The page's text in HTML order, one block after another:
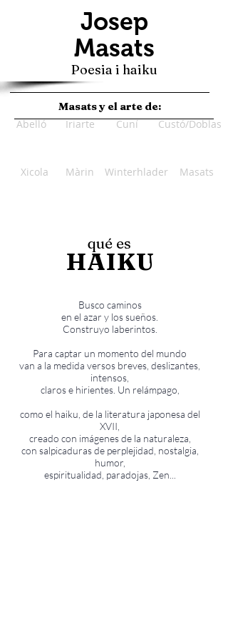
Josep
Masats
Poesia i haiku
Masats y el arte de:
Abelló
Iriarte Cuní Custó/Doblas
Xicola Màrin Winterhlader Masats
qué es
HAIKU
Busco caminos
en el azar y los sueños.
Construyo laberintos.
Para captar un momento del mundo
van a la medida versos breves, deslizantes,
intensos,
claros e hirientes. Un relámpago,
como el haiku, de la literatura japonesa del
XVII,
creado con imágenes de la naturaleza,
con salpicaduras de perplejidad, nostalgia,
humor,
espiritualidad, paradojas, Zen...